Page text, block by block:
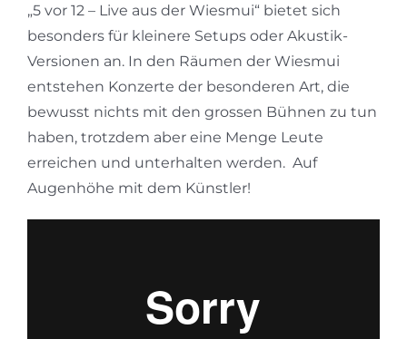
„5 vor 12 – Live aus der Wiesmui“ bietet sich
besonders für kleinere Setups oder Akustik-
Versionen an. In den Räumen der Wiesmui
entstehen Konzerte der besonderen Art, die
bewusst nichts mit den grossen Bühnen zu tun
haben, trotzdem aber eine Menge Leute
erreichen und unterhalten werden. Auf
Augenhöhe mit dem Künstler!